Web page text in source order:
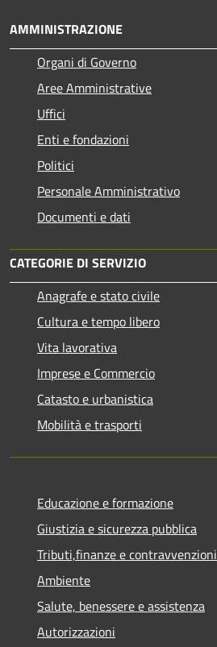
AMMINISTRAZIONE
Organi di Governo
Aree Amministrative
Uffici
Enti e fondazioni
Politici
Personale Amministrativo
Documenti e dati
CATEGORIE DI SERVIZIO
Anagrafe e stato civile
Cultura e tempo libero
Vita lavorativa
Imprese e Commercio
Catasto e urbanistica
Mobilità e trasporti
Educazione e formazione
Giustizia e sicurezza pubblica
Tributi,finanze e contravvenzioni
Ambiente
Salute, benessere e assistenza
Autorizzazioni